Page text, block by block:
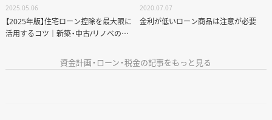
WORKS
ABOUT US
RECRUIT
2025.05.06
【2025年版】住宅ローン控除を最大限に
活用するコツ｜新築・中古/リノベの違
2020.07.07
金利が低いローン商品は注意が必要
資金計画・ローン・税金の記事をもっと見る